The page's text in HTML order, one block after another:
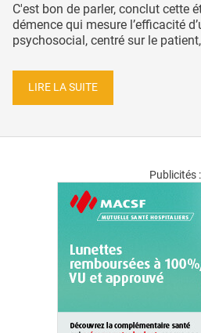
C'est bon de parler, conclut cette
démence qui mesure l’efficacité
psychosocial, centré sur le
LIRE LA SUITE
Publicités :